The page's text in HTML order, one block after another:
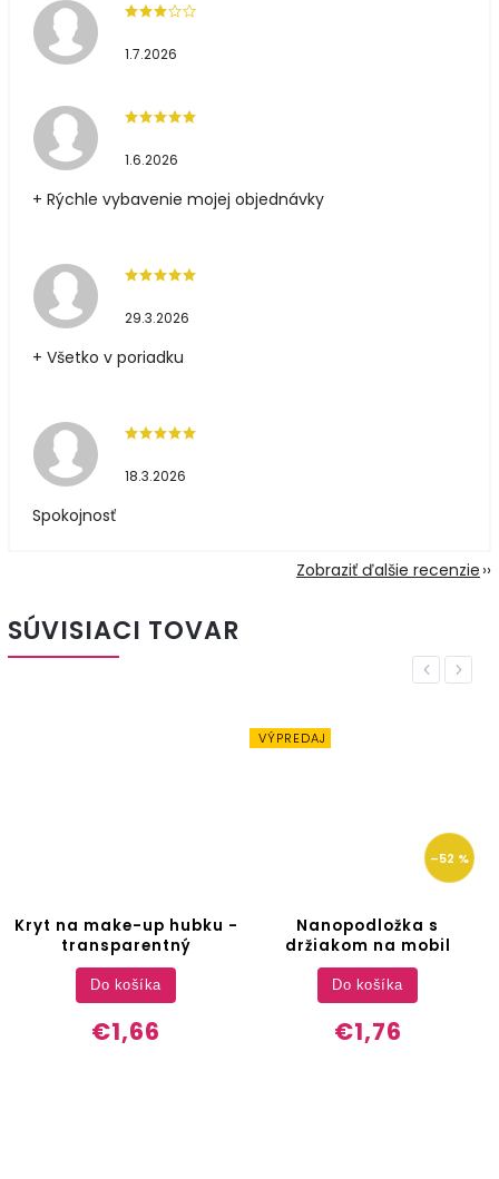
1.7.2026
1.6.2026
+ Rýchle vybavenie mojej objednávky
29.3.2026
+ Všetko v poriadku
18.3.2026
Spokojnosť
Zobraziť ďalšie recenzie
SÚVISIACI TOVAR
Previous
Kryt na make-up hubku -
transparentný
€1,66
Do košíka
VÝPREDAJ
–52 %
Nanopodložka s
držiakom na mobil
€1,76
Do košíka
Next